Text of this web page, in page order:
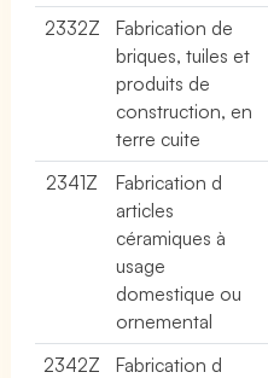
2332Z
Fabrication de
briques, tuiles et
produits de
construction, en
terre cuite
2341Z
Fabrication d
articles
céramiques à
usage
domestique ou
ornemental
2342Z
Fabrication d